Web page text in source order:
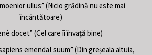
ullus” (Nicio grădină nu este mai
încântătoare)
docet” (Cel care îi învață bine)
emendat suum” (Din greșeala altuia,